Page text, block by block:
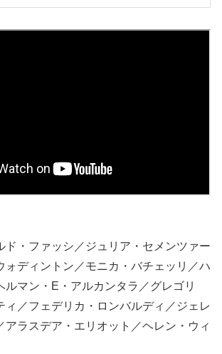
ド・ファッシ／ジュリア・セメンツァー
ォディントン／モニカ・バチェッリ／ハ
ルマン・E・アルカンタラ／グレゴリ
ィ／フェデリカ・ロンバルディ／ジェレ
アラスデア・エリオット／ヘレン・ウィ